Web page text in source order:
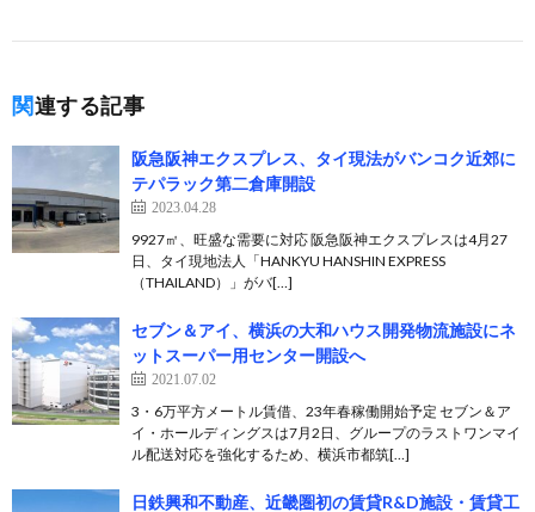
関連する記事
阪急阪神エクスプレス、タイ現法がバンコク近郊に
テパラック第二倉庫開設
2023.04.28
9927㎡、旺盛な需要に対応 阪急阪神エクスプレスは4月27
日、タイ現地法人「HANKYU HANSHIN EXPRESS
（THAILAND）」がバ[…]
セブン＆アイ、横浜の大和ハウス開発物流施設にネ
ットスーパー用センター開設へ
2021.07.02
3・6万平方メートル賃借、23年春稼働開始予定 セブン＆ア
イ・ホールディングスは7月2日、グループのラストワンマイ
ル配送対応を強化するため、横浜市都筑[…]
日鉄興和不動産、近畿圏初の賃貸R&D施設・賃貸工